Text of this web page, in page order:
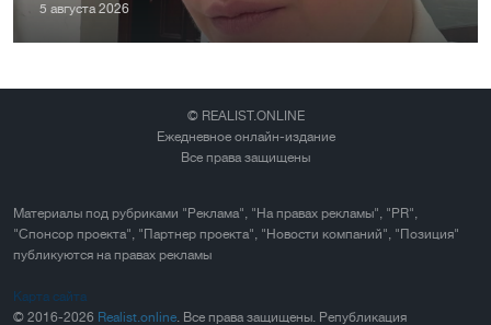
5 августа 2026
© REALIST.ONLINE
Ежедневное онлайн-издание
Все права защищены
Материалы под рубриками "Реклама", "На правах рекламы", "PR",
"Спонсор проекта", "Партнер проекта", "Новости компаний", "Позиция"
публикуются на правах рекламы
Карта сайта
© 2016-2026 Realist.online. Все права защищены. Републикация